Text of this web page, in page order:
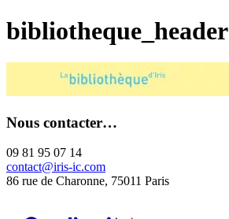
bibliotheque_header
Nous contacter…
09 81 95 07 14
contact@iris-ic.com
86 rue de Charonne, 75011 Paris